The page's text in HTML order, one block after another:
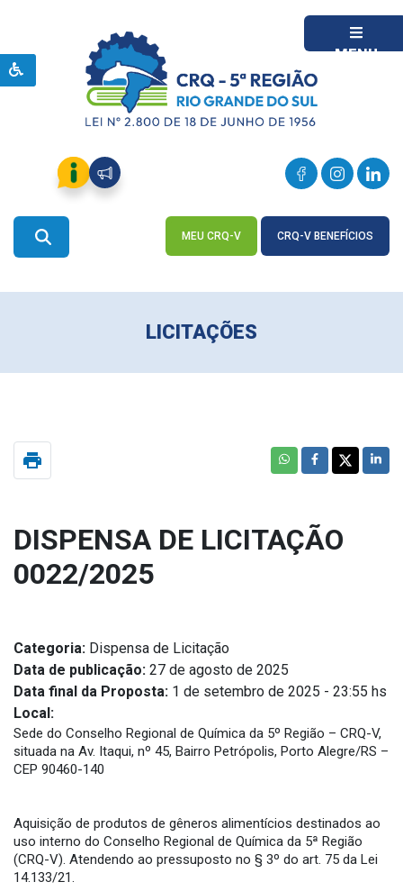
MENU
MEU CRQ-V CRQ-V BENEFÍCIOS
LICITAÇÕES
print
DISPENSA DE LICITAÇÃO
0022/2025
Categoria: Dispensa de Licitação
Data de publicação: 27 de agosto de 2025
Data final da Proposta: 1 de setembro de 2025 - 23:55 hs
Local:
Sede do Conselho Regional de Química da 5º Região – CRQ-V,
situada na Av. Itaqui, nº 45, Bairro Petrópolis, Porto Alegre/RS –
CEP 90460-140
Aquisição de produtos de gêneros alimentícios destinados ao
uso interno do Conselho Regional de Química da 5ª Região
(CRQ-V). Atendendo ao pressuposto no § 3º do art. 75 da Lei
14.133/21.